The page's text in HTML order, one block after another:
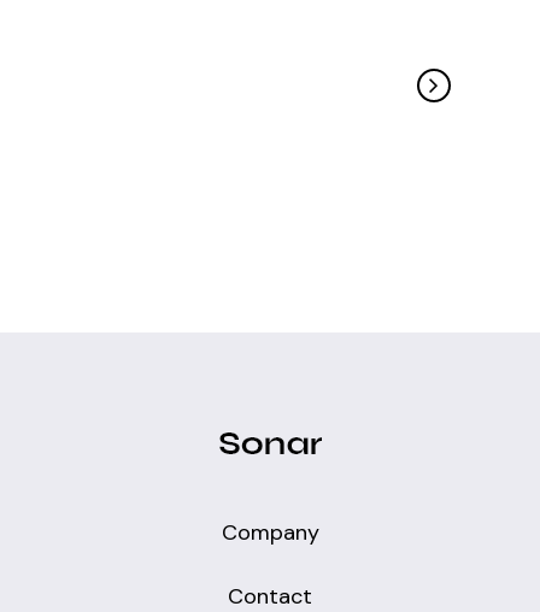
Company
Contact